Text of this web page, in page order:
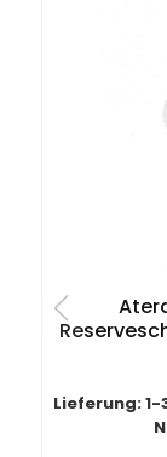
Lieferung: